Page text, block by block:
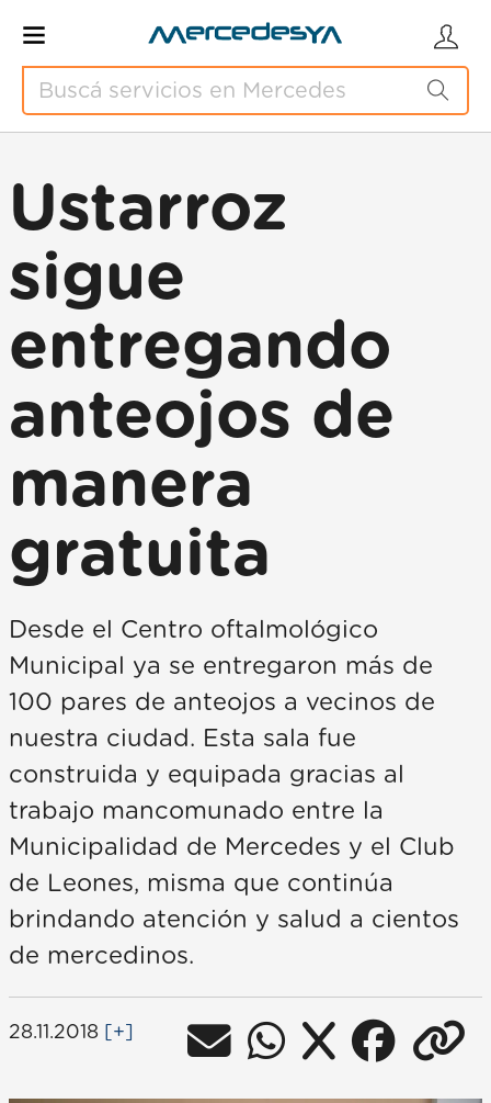
Ustarroz
sigue
entregando
anteojos de
manera
gratuita
Desde el Centro oftalmológico
Municipal ya se entregaron más de
100 pares de anteojos a vecinos de
nuestra ciudad. Esta sala fue
construida y equipada gracias al
trabajo mancomunado entre la
Municipalidad de Mercedes y el Club
de Leones, misma que continúa
brindando atención y salud a cientos
de mercedinos.
28.11.2018 [+]